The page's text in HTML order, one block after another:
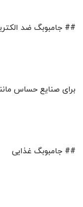
## جامبوبگ ضد
برای صنایع حساس
## جامبوبگ غذایی